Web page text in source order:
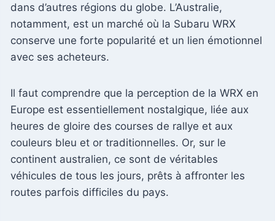
dans d’autres régions du globe. L’Australie,
notamment, est un marché où la Subaru WRX
conserve une forte popularité et un lien émotionnel
avec ses acheteurs.
Il faut comprendre que la perception de la WRX en
Europe est essentiellement nostalgique, liée aux
heures de gloire des courses de rallye et aux
couleurs bleu et or traditionnelles. Or, sur le
continent australien, ce sont de véritables
véhicules de tous les jours, prêts à affronter les
routes parfois difficiles du pays.